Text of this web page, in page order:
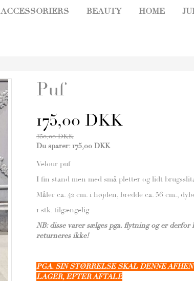
ACCESSORIERS BEAUTY HOME
Puf
175,00 DKK
350,00 DKK
Du sparer: 175,00 DKK
Velour puf
I fin stand men med små pletter og lidt
Måler ca. 42 cm. i højden, bredde ca. 56 cm.,
1 stk. tilgængelig
NB: disse varer sælges pga. flytning og er derfor
returneres ikke!
PGA. SIN STØRRELSE SKAL DENNE
LAGER, EFTER AFTALE